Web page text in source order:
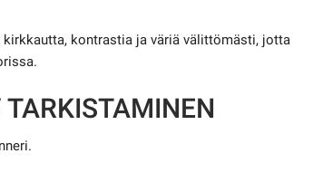
kontrastia ja väriä välittömästi, jotta